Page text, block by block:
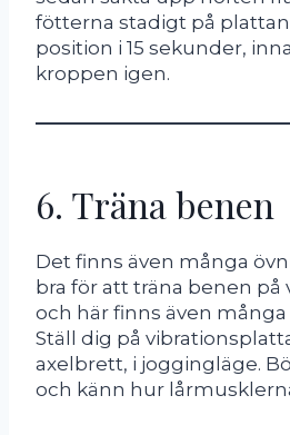
fötterna stadigt på
position i 15 sekunder,
kroppen igen.
6. Träna benen
Det finns även många
bra för att träna benen på
och här finns även
Ställ dig på
axelbrett, i joggingläge.
och känn hur